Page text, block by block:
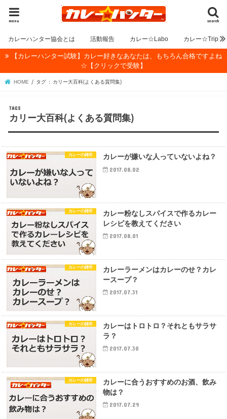
search
menu
カレーハンター協会とは 活動報告 カレー☆Labo カレー☆Trip
【カレーハンター試験】カレー好きなあなたは、もちろん合格ですよね
☆【クリックで受験】
HOME タグ : カリー大百科(よくある質問集)
カリー大百科(よくある質問集)
カレーの雑学 カレーが嫌いな人っていないよね？
2017.08.02
カレーの雑学
カレー粉なしスパイスで作るカレー
レシピを教えてください
2017.08.01
カレーの雑学
カレーラーメンはカレーのせ？カレ
ースープ？
2017.07.31
カレーの雑学
カレーはトロトロ？それともサラサ
ラ？
2017.07.30
カレーの雑学
カレーに合うおすすめのお酒、飲み
物は？
2017.07.29